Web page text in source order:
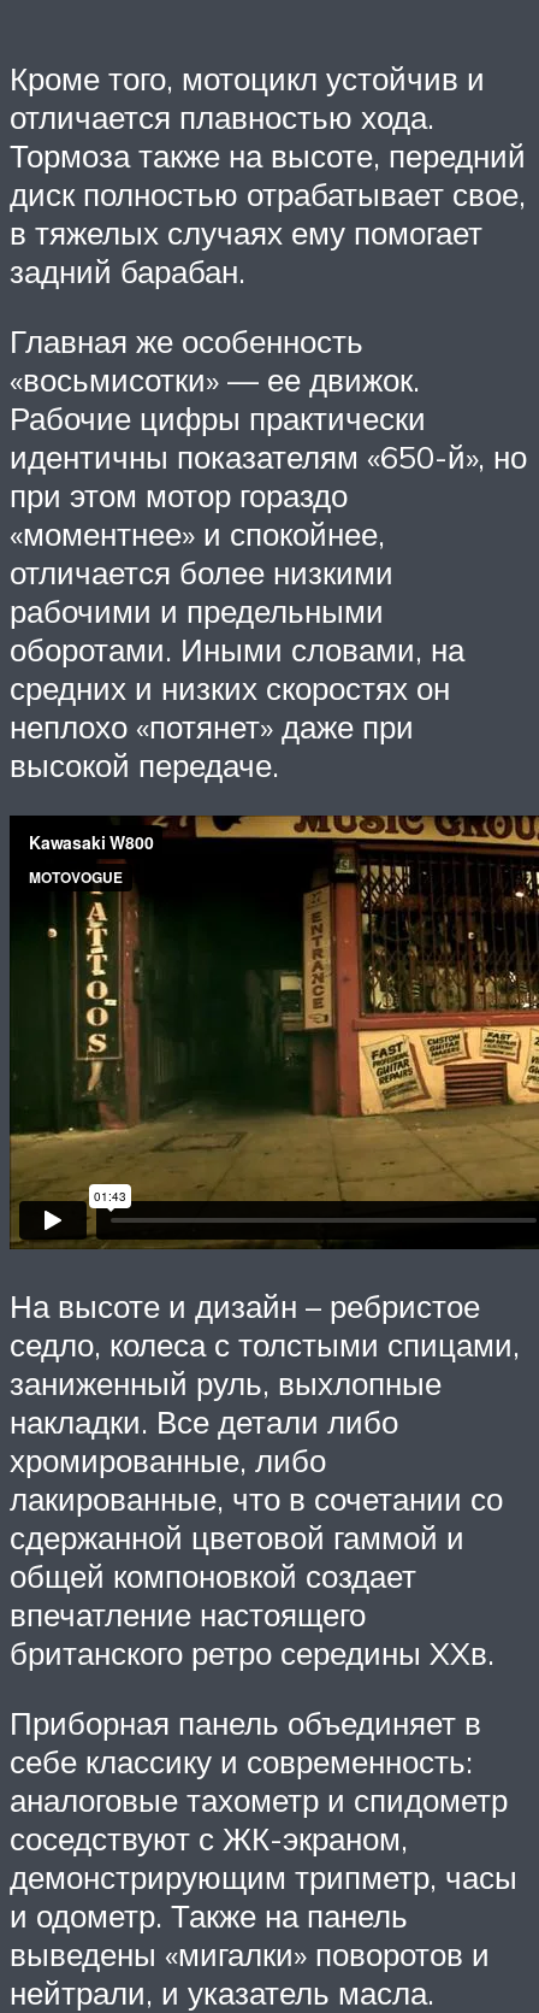
Кроме того, мотоцикл устойчив и
отличается плавностью хода.
Тормоза также на высоте, передний
диск полностью отрабатывает свое,
в тяжелых случаях ему помогает
задний барабан.
Главная же особенность
«восьмисотки» — ее движок.
Рабочие цифры практически
идентичны показателям «650-й», но
при этом мотор гораздо
«моментнее» и спокойнее,
отличается более низкими
рабочими и предельными
оборотами. Иными словами, на
средних и низких скоростях он
неплохо «потянет» даже при
высокой передаче.
На высоте и дизайн – ребристое
седло, колеса с толстыми спицами,
заниженный руль, выхлопные
накладки. Все детали либо
хромированные, либо
лакированные, что в сочетании со
сдержанной цветовой гаммой и
общей компоновкой создает
впечатление настоящего
британского ретро середины XXв.
Приборная панель объединяет в
себе классику и современность:
аналоговые тахометр и спидометр
соседствуют с ЖК-экраном,
демонстрирующим трипметр, часы
и одометр. Также на панель
выведены «мигалки» поворотов и
нейтрали, и указатель масла.